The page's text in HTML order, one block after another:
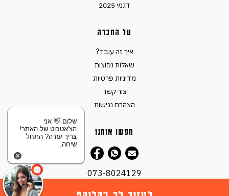
דגמי 2025
על החברה
איך זה עובד?
שאלות נפוצות
מדיניות פרטיות
צור קשר
הצהרת נגישות
חפשו אותנו
073-8024129
שלום 👋 אני
הצ'אטבוט של האתר!
צריך עזרה? התחל
שיחה.